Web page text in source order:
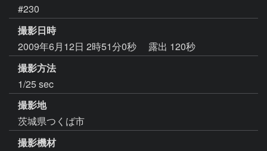
#230
撮影日時
2009年6月12日 2時51分0秒
露出 120秒
撮影方法
1/25 sec
撮影地
茨城県つくば市
撮影機材